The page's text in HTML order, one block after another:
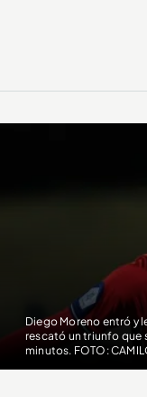
Diego Moreno entró y
rescató un triunfo que
minutos. FOTO: